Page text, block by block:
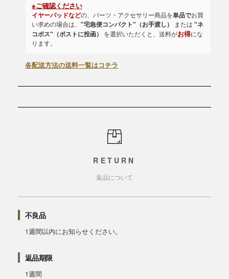
※ご確認ください
イヤーパッドなどの、パーツ・アクセサリー商品を単品でお買
い求めの場合は、 "宅急便コンパクト"（お手渡し） または "ネ
コポス"（ポストに投函）
を選択いただくと、送料がお得にな
ります。
各配送方法の送料一覧はコチラ
RETURN
返品について
不良品
1週間以内にお知らせください。
返品期限
1週間